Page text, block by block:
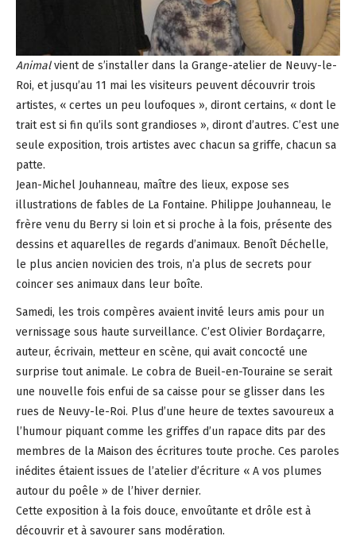
Animalvient de s’installer dans la Grange-atelier de Neuvy-le-
Roi, et jusqu’au 11 mai les visiteurs peuvent découvrir trois
artistes, « certes un peu loufoques », diront certains, « dont le
trait est si fin qu’ils sont grandioses », diront d’autres. C’est une
seule exposition, trois artistes avec chacun sa griffe, chacun sa
patte.
Jean-Michel Jouhanneau, maître des lieux, expose ses
illustrations de fables de La Fontaine. Philippe Jouhanneau, le
frère venu du Berry si loin et si proche à la fois, présente des
dessins et aquarelles de regards d’animaux. Benoît Déchelle,
le plus ancien novicien des trois, n’a plus de secrets pour
coincer ses animaux dans leur boîte.
Samedi, les trois compères avaient invité leurs amis pour un
vernissage sous haute surveillance. C’est Olivier Bordaçarre,
auteur, écrivain, metteur en scène, qui avait concocté une
surprise tout animale. Le cobra de Bueil-en-Touraine se serait
une nouvelle fois enfui de sa caisse pour se glisser dans les
rues de Neuvy-le-Roi. Plus d’une heure de textes savoureux a
l’humour piquant comme les griffes d’un rapace dits par des
membres de la Maison des écritures toute proche. Ces paroles
inédites étaient issues de l’atelier d’écriture « A vos plumes
autour du poêle » de l’hiver dernier.
Cette exposition à la fois douce, envoûtante et drôle est à
découvrir et à savourer sans modération.